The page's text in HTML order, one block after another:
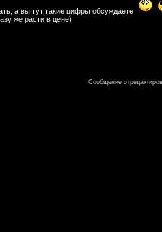
а вы тут такие цифры обсуждаете
же расти в цене)
Сообщение